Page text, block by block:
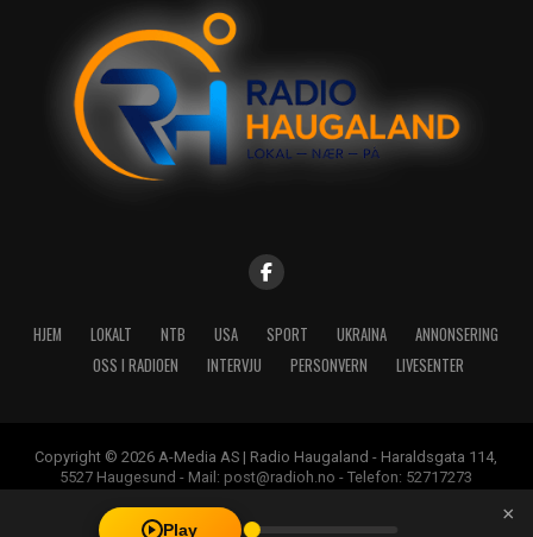
HJEM LOKALT NTB USA SPORT UKRAINA
ANNONSERING
OSS I RADIOEN
INTERVJU PERSONVERN LIVESENTER
Copyright © 2026 A-Media AS | Radio Haugaland - Haraldsgata 114,
5527 Haugesund - Mail: post@radioh.no - Telefon: 52717273
Play
×